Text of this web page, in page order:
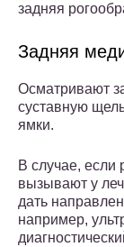
задняя
Задняя
Осматривают
суставную
ямки.
В случае, если
вызывают у
дать
например,